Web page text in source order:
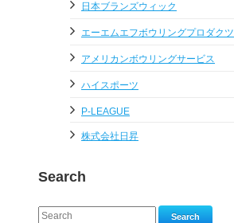
日本ブランズウィック
エーエムエフボウリングプロダクツ
アメリカンボウリングサービス
ハイスポーツ
P-LEAGUE
株式会社日昇
Search
Search